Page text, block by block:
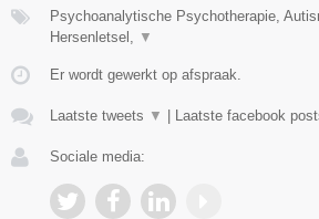
Psychoanalytische Psychotherapie,
Hersenletsel, ▼
Er wordt gewerkt op afspraak.
Laatste tweets ▼ Laatste facebook
Sociale media: